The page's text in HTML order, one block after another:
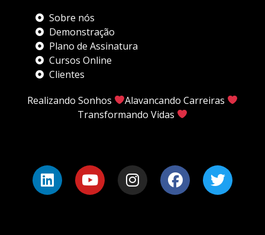
Sobre nós
Demonstração
Plano de Assinatura
Cursos Online
Clientes
Realizando Sonhos
Alavancando Carreiras
Transformando Vidas